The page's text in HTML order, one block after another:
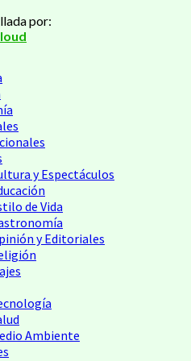
por:
y Espectáculos
de Vida
y Editoriales
Ambiente